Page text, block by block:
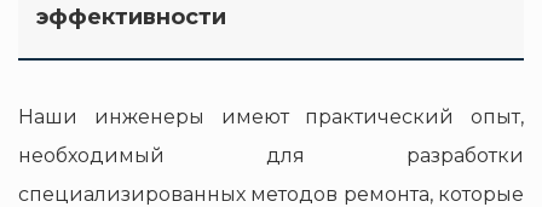
эффективности
Наши инженеры имеют практический опыт,
необходимый для разработки
специализированных методов ремонта, которые